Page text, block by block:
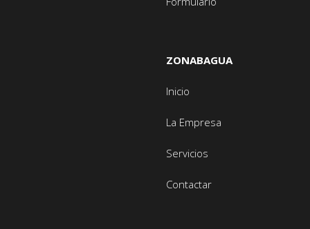
ZONABAGUA
Inicio
La Empresa
Servicios
Contactar